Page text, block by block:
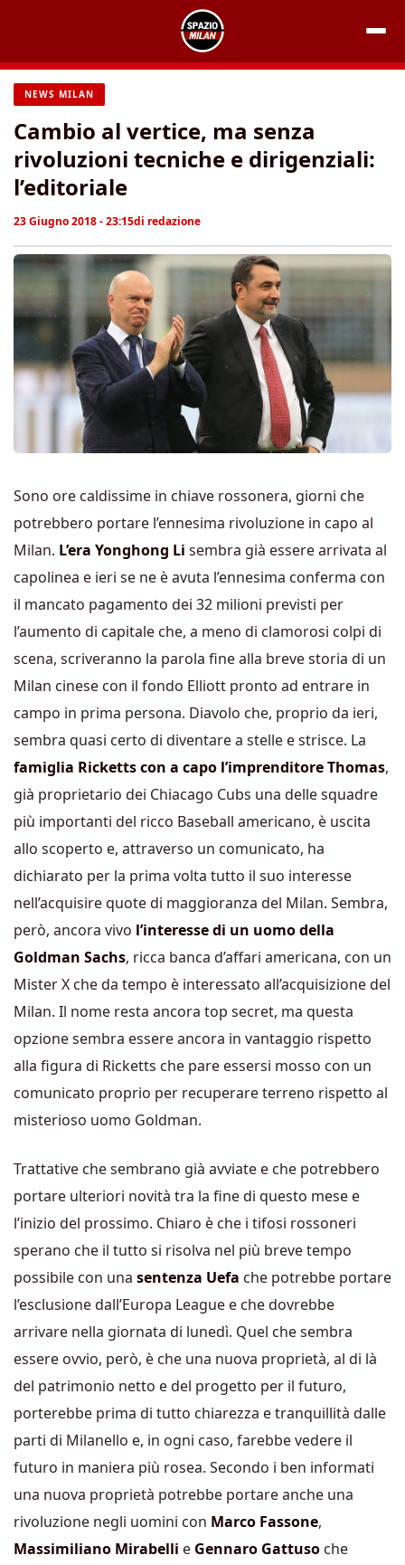
contenuto
NEWS MILAN
Cambio al vertice, ma senza
rivoluzioni tecniche e dirigenziali:
l’editoriale
23 Giugno 2018 - 23:15di redazione
Sono ore caldissime in chiave rossonera, giorni che
potrebbero portare l’ennesima rivoluzione in capo al
Milan. L’era Yonghong Li sembra già essere arrivata al
capolinea e ieri se ne è avuta l’ennesima conferma con
il mancato pagamento dei 32 milioni previsti per
l’aumento di capitale che, a meno di clamorosi colpi di
scena, scriveranno la parola fine alla breve storia di un
Milan cinese con il fondo Elliott pronto ad entrare in
campo in prima persona. Diavolo che, proprio da ieri,
sembra quasi certo di diventare a stelle e strisce. La
famiglia Ricketts con a capo l’imprenditore Thomas,
già proprietario dei Chiacago Cubs una delle squadre
più importanti del ricco Baseball americano, è uscita
allo scoperto e, attraverso un comunicato, ha
dichiarato per la prima volta tutto il suo interesse
nell’acquisire quote di maggioranza del Milan. Sembra,
però, ancora vivo l’interesse di un uomo della
Goldman Sachs, ricca banca d’affari americana, con un
Mister X che da tempo è interessato all’acquisizione del
Milan. Il nome resta ancora top secret, ma questa
opzione sembra essere ancora in vantaggio rispetto
alla figura di Ricketts che pare essersi mosso con un
comunicato proprio per recuperare terreno rispetto al
misterioso uomo Goldman.
Trattative che sembrano già avviate e che potrebbero
portare ulteriori novità tra la fine di questo mese e
l’inizio del prossimo. Chiaro è che i tifosi rossoneri
sperano che il tutto si risolva nel più breve tempo
possibile con una sentenza Uefa che potrebbe portare
l’esclusione dall’Europa League e che dovrebbe
arrivare nella giornata di lunedì. Quel che sembra
essere ovvio, però, è che una nuova proprietà, al di là
del patrimonio netto e del progetto per il futuro,
porterebbe prima di tutto chiarezza e tranquillità dalle
parti di Milanello e, in ogni caso, farebbe vedere il
futuro in maniera più rosea. Secondo i ben informati
una nuova proprietà potrebbe portare anche una
rivoluzione negli uomini con Marco Fassone,
Massimiliano Mirabelli e Gennaro Gattuso che